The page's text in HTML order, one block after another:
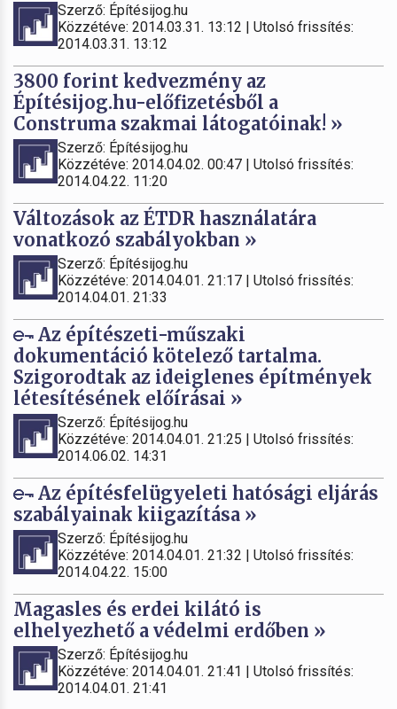
Szerző: Építésijog.hu
Közzétéve: 2014.03.31. 13:12 | Utolsó frissítés:
2014.03.31. 13:12
3800 forint kedvezmény az
Építésijog.hu-előfizetésből a
Construma szakmai látogatóinak! »
Szerző: Építésijog.hu
Közzétéve: 2014.04.02. 00:47 | Utolsó frissítés:
2014.04.22. 11:20
Változások az ÉTDR használatára
vonatkozó szabályokban »
Szerző: Építésijog.hu
Közzétéve: 2014.04.01. 21:17 | Utolsó frissítés:
2014.04.01. 21:33
Az építészeti-műszaki
dokumentáció kötelező tartalma.
Szigorodtak az ideiglenes építmények
létesítésének előírásai »
Szerző: Építésijog.hu
Közzétéve: 2014.04.01. 21:25 | Utolsó frissítés:
2014.06.02. 14:31
Az építésfelügyeleti hatósági eljárás
szabályainak kiigazítása »
Szerző: Építésijog.hu
Közzétéve: 2014.04.01. 21:32 | Utolsó frissítés:
2014.04.22. 15:00
Magasles és erdei kilátó is
elhelyezhető a védelmi erdőben »
Szerző: Építésijog.hu
Közzétéve: 2014.04.01. 21:41 | Utolsó frissítés:
2014.04.01. 21:41